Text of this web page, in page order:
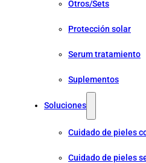
Otros/Sets
Protección solar
Serum tratamiento
Suplementos
Soluciones
Cuidado de pieles
Cuidado de pieles